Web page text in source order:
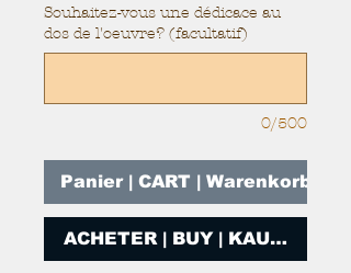
Souhaitez-vous une dédicace au
dos de l'oeuvre? (facultatif)
0/500
Panier | CART | Warenkorb
ACHETER | BUY | KAUFEN